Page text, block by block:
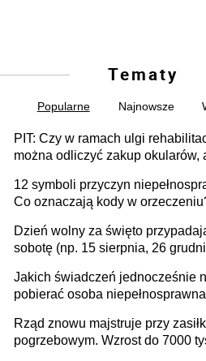
Tematy
Popularne Najnowsze
PIT: Czy w ramach ulgi
można odliczyć zakup okularów,
12 symboli przyczyn
Co oznaczają kody w
Dzień wolny za święto
sobotę (np. 15 sierpnia, 26
pracodawcy (sektor prywatny i
publiczna), najczęstsze pytania
Jakich świadczeń jednocześnie
pobierać osoba niepełnosprawna
Rząd znowu majstruje przy
pogrzebowym. Wzrost do 7000